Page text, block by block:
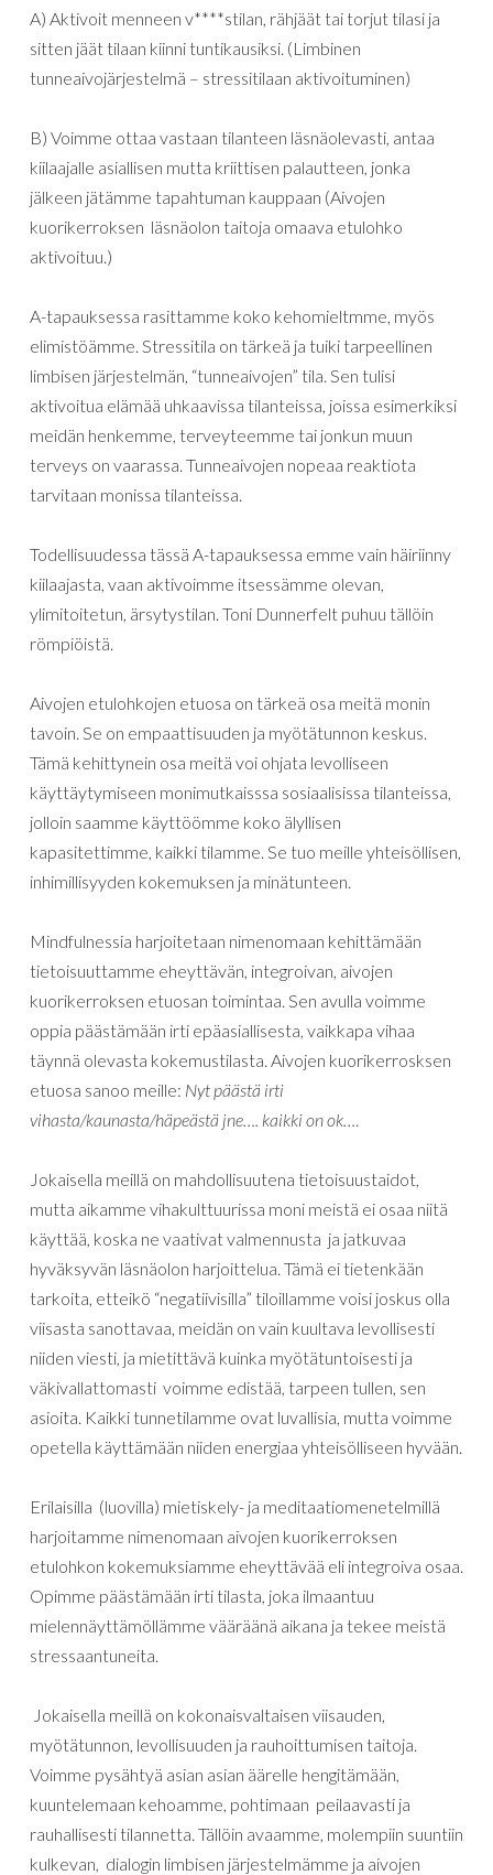
A) Aktivoit menneen v****stilan, rähjäät tai torjut tilasi ja
sitten jäät tilaan kiinni tuntikausiksi. (Limbinen
tunneaivojärjestelmä – stressitilaan aktivoituminen)
B) Voimme ottaa vastaan tilanteen läsnäolevasti, antaa
kiilaajalle asiallisen mutta kriittisen palautteen, jonka
jälkeen jätämme tapahtuman kauppaan (Aivojen
kuorikerroksen läsnäolon taitoja omaava etulohko
aktivoituu.)
A-tapauksessa rasittamme koko kehomieltmme, myös
elimistöämme. Stressitila on tärkeä ja tuiki tarpeellinen
limbisen järjestelmän, “tunneaivojen” tila. Sen tulisi
aktivoitua elämää uhkaavissa tilanteissa, joissa esimerkiksi
meidän henkemme, terveyteemme tai jonkun muun
terveys on vaarassa. Tunneaivojen nopeaa reaktiota
tarvitaan monissa tilanteissa.
Todellisuudessa tässä A-tapauksessa emme vain häiriinny
kiilaajasta, vaan aktivoimme itsessämme olevan,
ylimitoitetun, ärsytystilan. Toni Dunnerfelt puhuu tällöin
römpiöistä.
Aivojen etulohkojen etuosa on tärkeä osa meitä monin
tavoin. Se on empaattisuuden ja myötätunnon keskus.
Tämä kehittynein osa meitä voi ohjata levolliseen
käyttäytymiseen monimutkaisssa sosiaalisissa tilanteissa,
jolloin saamme käyttöömme koko älyllisen
kapasitettimme, kaikki tilamme. Se tuo meille yhteisöllisen,
inhimillisyyden kokemuksen ja minätunteen.
Mindfulnessia harjoitetaan nimenomaan kehittämään
tietoisuuttamme eheyttävän, integroivan, aivojen
kuorikerroksen etuosan toimintaa. Sen avulla voimme
oppia päästämään irti epäasiallisesta, vaikkapa vihaa
täynnä olevasta kokemustilasta. Aivojen kuorikerrosksen
etuosa sanoo meille: Nyt päästä irti
vihasta/kaunasta/häpeästä jne…. kaikki on ok…
Jokaisella meillä on mahdollisuutena tietoisuustaidot,
mutta aikamme vihakulttuurissa moni meistä ei osaa niitä
käyttää, koska ne vaativat valmennusta ja jatkuvaa
hyväksyvän läsnäolon harjoittelua. Tämä ei tietenkään
tarkoita, etteikö “negatiivisilla” tiloillamme voisi joskus olla
viisasta sanottavaa, meidän on vain kuultava levollisesti
niiden viesti, ja mietittävä kuinka myötätuntoisesti ja
väkivallattomasti voimme edistää, tarpeen tullen, sen
asioita. Kaikki tunnetilamme ovat luvallisia, mutta voimme
opetella käyttämään niiden energiaa yhteisölliseen hyvään.
Erilaisilla (luovilla) mietiskely- ja meditaatiomenetelmillä
harjoitamme nimenomaan aivojen kuorikerroksen
etulohkon kokemuksiamme eheyttävää eli integroiva osaa.
Opimme päästämään irti tilasta, joka ilmaantuu
mielennäyttämöllämme vääräänä aikana ja tekee meistä
stressaantuneita.
Jokaisella meillä on kokonaisvaltaisen viisauden,
myötätunnon, levollisuuden ja rauhoittumisen taitoja.
Voimme pysähtyä asian asian äärelle hengitämään,
kuuntelemaan kehoamme, pohtimaan peilaavasti ja
rauhallisesti tilannetta. Tällöin avaamme, molempiin suuntiin
kulkevan, dialogin limbisen järjestelmämme ja aivojen